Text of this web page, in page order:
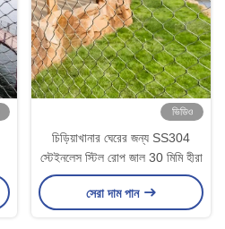
ভিডিও
চিড়িয়াখানার ঘেরের জন্য SS304
স্টেইনলেস স্টিল রোপ জাল 30 মিমি হীরা
সেরা দাম পান